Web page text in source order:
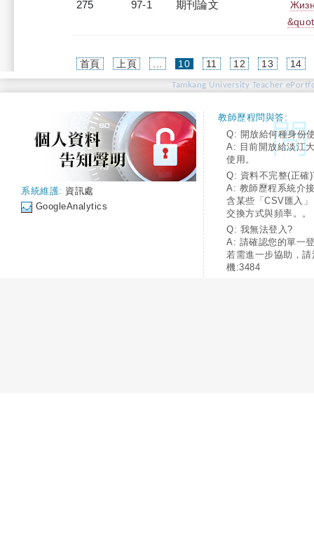
275 97-1 期刊論文
首頁 上頁 10(current)
11 12 13 14
Tamkang University Teacher
系統維護: 資訊處
GoogleAnalytics
教師歷程問與答:
Q: 開放給何種身份
A: 目前開放給淡江
使用。
Q: 資料不完整(正確
A: 教師歷程系統介
含某些「CSV匯入
交換方式與頻率。。
Q: 我無法登入?
A: 請確認您的單一
若需進一步協助，
機:3484